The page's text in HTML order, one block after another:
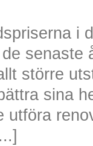
i
senaste
större
sina
utföra